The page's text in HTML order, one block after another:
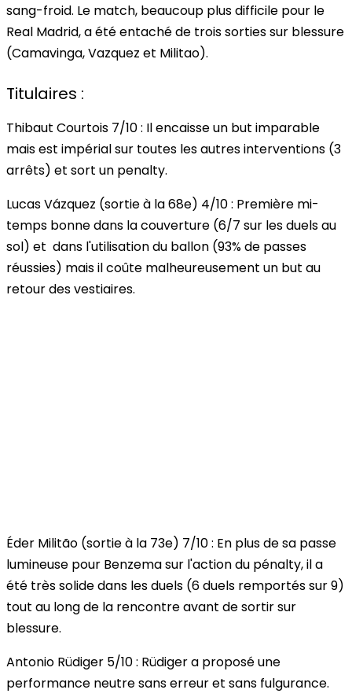
sang-froid. Le match, beaucoup plus difficile pour le
Real Madrid, a été entaché de trois sorties sur blessure
(Camavinga, Vazquez et Militao).
Titulaires :
Thibaut Courtois 7/10: Il encaisse un but imparable
mais est impérial sur toutes les autres interventions (3
arrêts) et sort un penalty.
Lucas Vázquez (sortie à la 68e) 4/10: Première mi-
temps bonne dans la couverture (6/7 sur les duels au
sol) et dans l'utilisation du ballon (93% de passes
réussies) mais il coûte malheureusement un but au
retour des vestiaires.
Éder Militão (sortie à la 73e) 7/10: En plus de sa passe
lumineuse pour Benzema sur l'action du pénalty, il a
été très solide dans les duels (6 duels remportés sur 9)
tout au long de la rencontre avant de sortir sur
blessure.
Antonio Rüdiger 5/10: Rüdiger a proposé une
performance neutre sans erreur et sans fulgurance.